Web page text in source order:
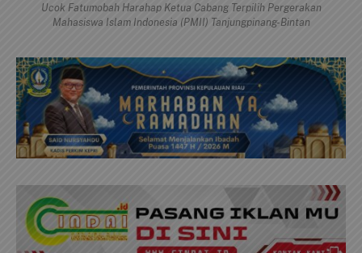
Ucok Fatumobah Harahap Ketua Cabang Terpilih Pergerakan
Mahasiswa Islam Indonesia (PMII) Tanjungpinang-Bintan